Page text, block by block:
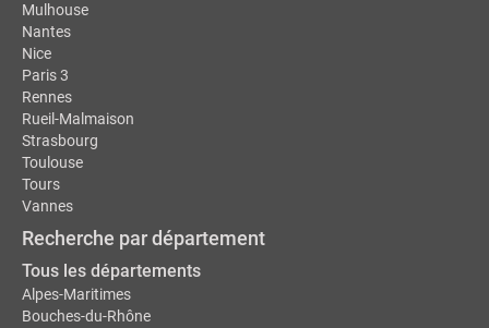
Mulhouse
Nantes
Nice
Paris 3
Rennes
Rueil-Malmaison
Strasbourg
Toulouse
Tours
Vannes
Recherche par département
Tous les départements
Alpes-Maritimes
Bouches-du-Rhône